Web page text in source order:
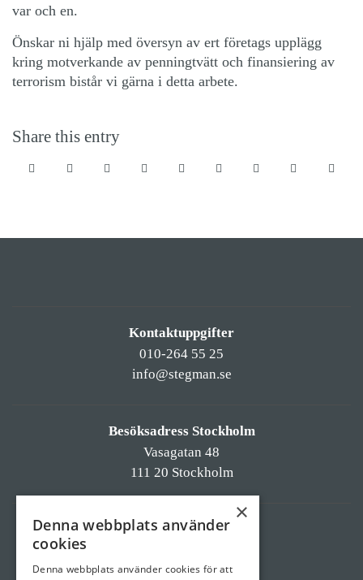
var och en.
Önskar ni hjälp med översyn av ert företags upplägg
kring motverkande av penningtvätt och finansiering av
terrorism bistår vi gärna i detta arbete.
Share this entry
Kontaktuppgifter
010-264 55 25
info@stegman.se
Besöksadress Stockholm
Vasagatan 48
111 20 Stockholm
Besöksadress Linköping
582 55 Linköping
×
Denna webbplats använder
cookies
Denna webbplats använder cookies för att